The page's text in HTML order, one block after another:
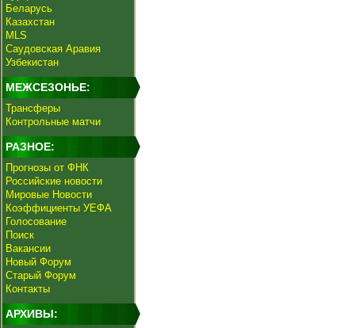
Беларусь
Казахстан
MLS
Саудовская Аравия
Узбекистан
МЕЖСЕЗОНЬЕ:
Трансферы
Контрольные матчи
РАЗНОЕ:
Прогнозы от ФНК
Российские новости
Мировые Новости
Коэффициенты УЕФА
Голосование
Поиск
Вакансии
Новый Форум
Старый Форум
Контакты
АРХИВЫ: